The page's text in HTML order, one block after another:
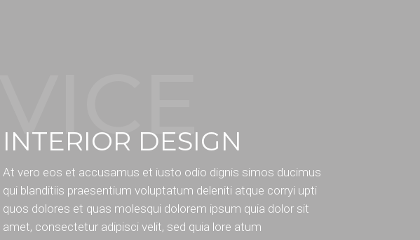
INTERIOR DESIGN
At vero eos et accusamus et iusto odio dignis simos ducimus
qui blanditiis praesentium voluptatum deleniti atque corryi upti
quos dolores et quas molesqui dolorem ipsum quia dolor sit
amet, consectetur adipisci velit, sed quia lore atum